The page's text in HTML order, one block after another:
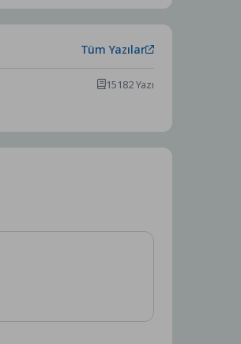
Tüm Yazılar
15182 Yazı